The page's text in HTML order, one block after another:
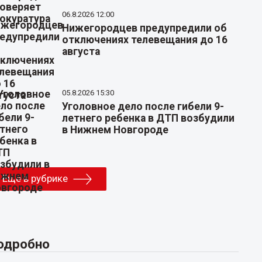
06.8.2026 12:00
Нижегородцев предупредили об
отключениях телевещания до 16
августа
05.8.2026 15:30
Уголовное дело после гибели 9-
летнего ребенка в ДТП возбудили
в Нижнем Новгороде
Еще в рубрике